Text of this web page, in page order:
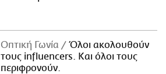
Οπτική Γωνία
Όλοι ακολουθούν
τους influencers. Και όλοι τους
περιφρονούν.